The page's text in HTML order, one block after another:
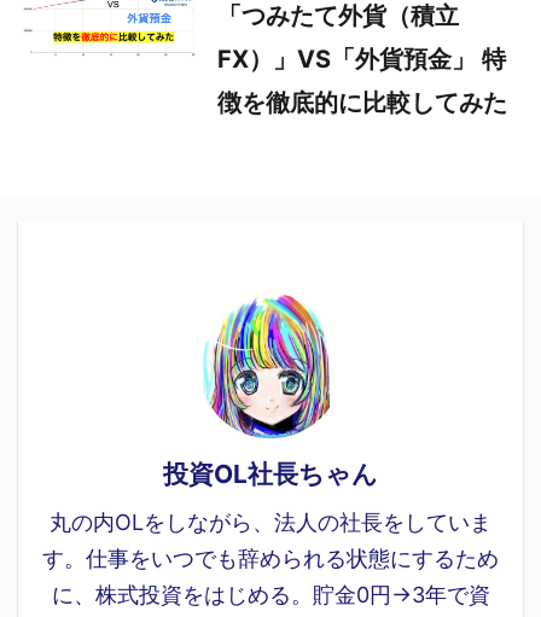
「つみたて外貨（積立
FX）」VS「外貨預金」 特
徴を徹底的に比較してみた
投資OL社長ちゃん
丸の内OLをしながら、法人の社長をしていま
す。仕事をいつでも辞められる状態にするため
に、株式投資をはじめる。貯金0円→3年で資